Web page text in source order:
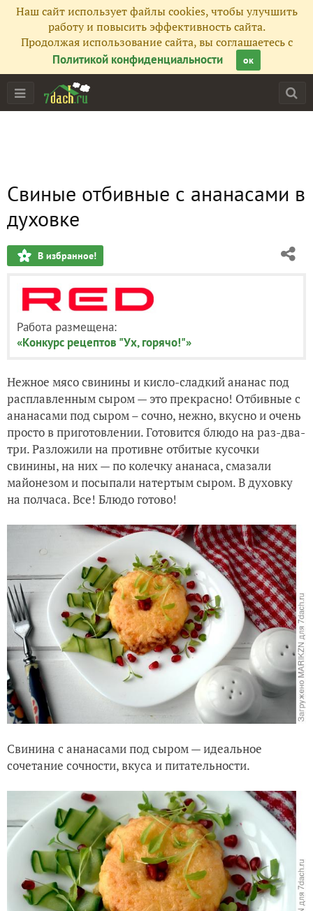
Наш сайт использует файлы cookies, чтобы улучшить
работу и повысить эффективность сайта.
Продолжая использование сайта, вы соглашаетесь с
Политикой конфиденциальности
ок
Свиные отбивные с ананасами в
духовке
В избранное!
Работа размещена:
«Конкурс рецептов "Ух, горячо!"»
Нежное мясо свинины и кисло-сладкий ананас под
расплавленным сыром — это прекрасно! Отбивные с
ананасами под сыром – сочно, нежно, вкусно и очень
просто в приготовлении. Готовится блюдо на раз-два-
три. Разложили на противне отбитые кусочки
свинины, на них — по колечку ананаса, смазали
майонезом и посыпали натертым сыром. В духовку
на полчаса. Все! Блюдо готово!
Свинина с ананасами под сыром — идеальное
сочетание сочности, вкуса и питательности.